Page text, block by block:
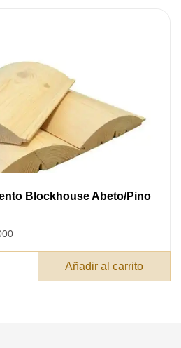
Blockhouse Abeto/Pino
Añadir al carrito
A PEDIDO